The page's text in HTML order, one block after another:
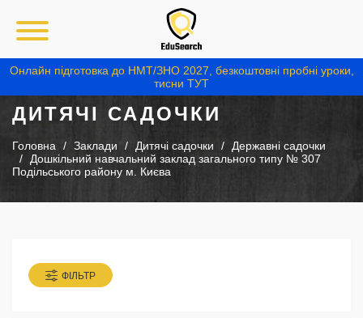
Онлайн підготовка до НМТ/ЗНО 2027, безкоштовні пробні уроки,
тисни ТУТ
ДИТЯЧІ САДОЧКИ
Головна Заклади Дитячі садочки
Державні садочки
Дошкільний навчальний заклад загального типу № 307
Подільського району м. Києва
ФІЛЬТР